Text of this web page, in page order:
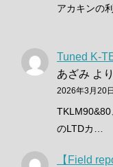
アカキンの
Tuned K-
あざみ より
2026年3月20日
のLTDカ…
【Field